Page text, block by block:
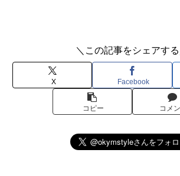
＼この記事をシェアす
X Facebook
コピー コメ